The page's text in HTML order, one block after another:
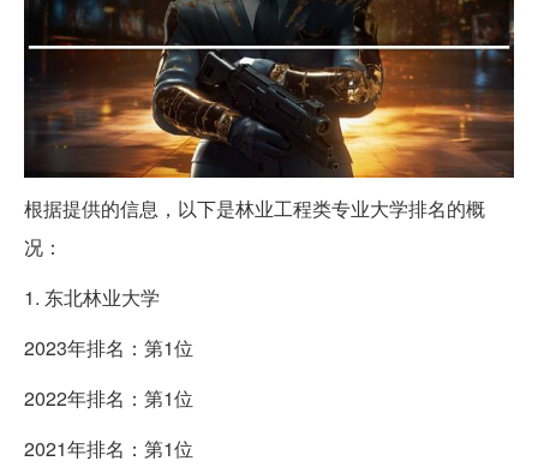
根据提供的信息，以下是林业工程类专业大学排名的概
况：
1. 东北林业大学
2023年排名：第1位
2022年排名：第1位
2021年排名：第1位